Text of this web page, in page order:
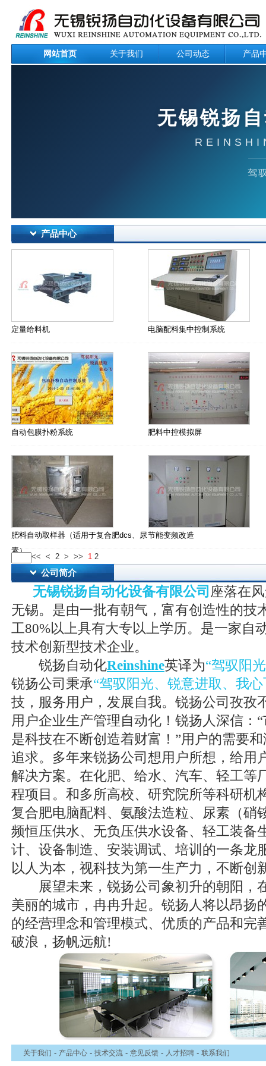
网站首页 关于我们 公司动态 产品
无锡锐扬
驾
产品中心
定量给料机 电脑配料集中控制系统
自动包膜扑粉系统 肥料中控模拟屏
肥料自动取样器（适用于复合肥dcs、尿
素）
节能变频改造
<< < 2 > >> 1 2
公司简介
无锡锐扬自动化设备有限公司 座落在
无锡。是由一批有朝气，富有创造性的技
工80%以上具有大专以上学历。是一家自
技术创新型技术企业。
锐扬自动化Reinshine英译为“驾驭阳
锐扬公司秉承“驾驭阳光、锐意进取、我心
技，服务用户，发展自我。锐扬公司孜孜
用户企业生产管理自动化！锐扬人深信：
是科技在不断创造着财富！”用户的需要
追求。多年来锐扬公司想用户所想，给用
解决方案。在化肥、给水、汽车、轻工等
程项目。和多所高校、研究院所等科研机
复合肥电脑配料、氨酸法造粒、尿素（硝
频恒压供水、无负压供水设备、轻工装备
计、设备制造、安装调试、培训的一条龙
以人为本，视科技为第一生产力，不断创
展望未来，锐扬公司象初升的朝阳，
美丽的城市，冉冉升起。锐扬人将以昂扬
的经营理念和管理模式、优质的产品和完
破浪，扬帆远航!
关于我们 - 产品中心 - 技术交流 - 意见反馈 - 人才招聘 - 联系我们